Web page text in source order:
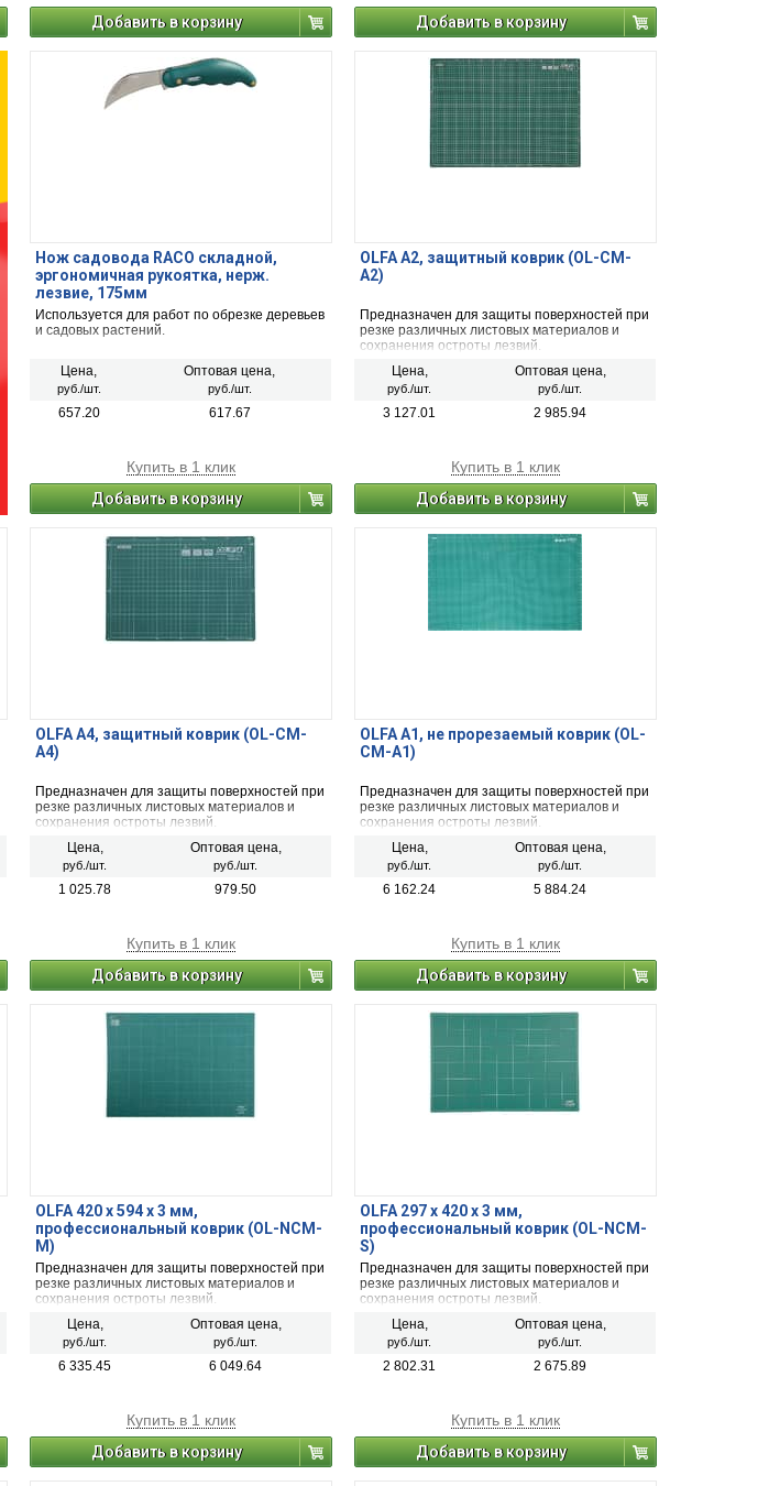
Добавить в корзину
Добавить в корзину
Нож садовода RACO складной,
эргономичная рукоятка, нерж.
лезвие, 175мм
Используется для работ по обрезке деревьев
и садовых растений.
Цена,
руб./шт.
Оптовая цена,
руб./шт.
657.20 617.67
Купить в 1 клик
Добавить в корзину
OLFA А2, защитный коврик (OL-CM-
A2)
Предназначен для защиты поверхностей при
резке различных листовых материалов и
сохранения остроты лезвий.
Цена,
руб./шт.
Оптовая цена,
руб./шт.
3 127.01 2 985.94
Купить в 1 клик
Добавить в корзину
OLFA А4, защитный коврик (OL-CM-
A4)
Предназначен для защиты поверхностей при
резке различных листовых материалов и
сохранения остроты лезвий.
Цена,
руб./шт.
Оптовая цена,
руб./шт.
1 025.78 979.50
Купить в 1 клик
Добавить в корзину
OLFA А1, не прорезаемый коврик (OL-
CM-A1)
Предназначен для защиты поверхностей при
резке различных листовых материалов и
сохранения остроты лезвий.
Цена,
руб./шт.
Оптовая цена,
руб./шт.
6 162.24 5 884.24
Купить в 1 клик
Добавить в корзину
OLFA 420 х 594 х 3 мм,
профессиональный коврик (OL-NCM-
M)
Предназначен для защиты поверхностей при
резке различных листовых материалов и
сохранения остроты лезвий.
Цена,
руб./шт.
Оптовая цена,
руб./шт.
6 335.45 6 049.64
Купить в 1 клик
Добавить в корзину
OLFA 297 х 420 х 3 мм,
профессиональный коврик (OL-NCM-
S)
Предназначен для защиты поверхностей при
резке различных листовых материалов и
сохранения остроты лезвий.
Цена,
руб./шт.
Оптовая цена,
руб./шт.
2 802.31 2 675.89
Купить в 1 клик
Добавить в корзину